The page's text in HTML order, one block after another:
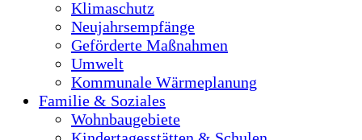
Klimaschutz
Neujahrsempfänge
Geförderte Maßnahmen
Umwelt
Kommunale Wärmeplanung
Familie & Soziales
Wohnbaugebiete